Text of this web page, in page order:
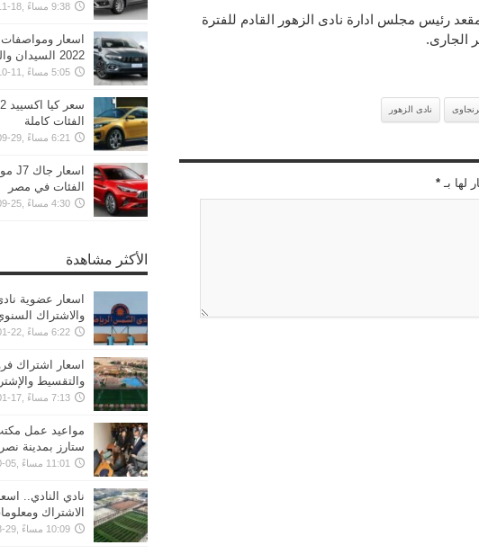
رئيس مجلس ادارة نادى الزهور القادم للفترة
نادى الزهور
لها بـ*
9:38 مساءً ,18-11-2021
اسعار
2022 السيدان والهاتشباك
5:05 مساءً ,11-10-2021
الفئات كاملة
6:21 مساءً ,29-09-2021
الفئات في مصر
4:30 مساءً ,25-09-2021
الأكثر مشاهدة
والاشتراك
6:22 مساءً ,22-01-2020
اسعار اشتراك
والتقسيط
7:13 مساءً ,17-01-2020
مواعيد عمل
ستارز بمدينة نصر
11:01 مساءً ,05-10-2023
نادي النادي..
الاشتراك
10:09 مساءً ,29-08-2019